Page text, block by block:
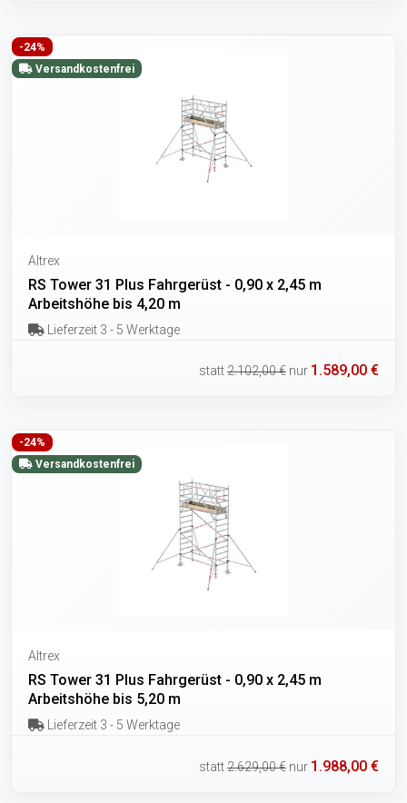
-24%
Versandkostenfrei
Altrex
RS Tower 31 Plus Fahrgerüst - 0,90 x 2,45 m
Arbeitshöhe bis 4,20 m
Lieferzeit 3 - 5 Werktage
statt2.102,00 € nur 1.589,00 €
-24%
Versandkostenfrei
Altrex
RS Tower 31 Plus Fahrgerüst - 0,90 x 2,45 m
Arbeitshöhe bis 5,20 m
Lieferzeit 3 - 5 Werktage
statt2.629,00 € nur 1.988,00 €